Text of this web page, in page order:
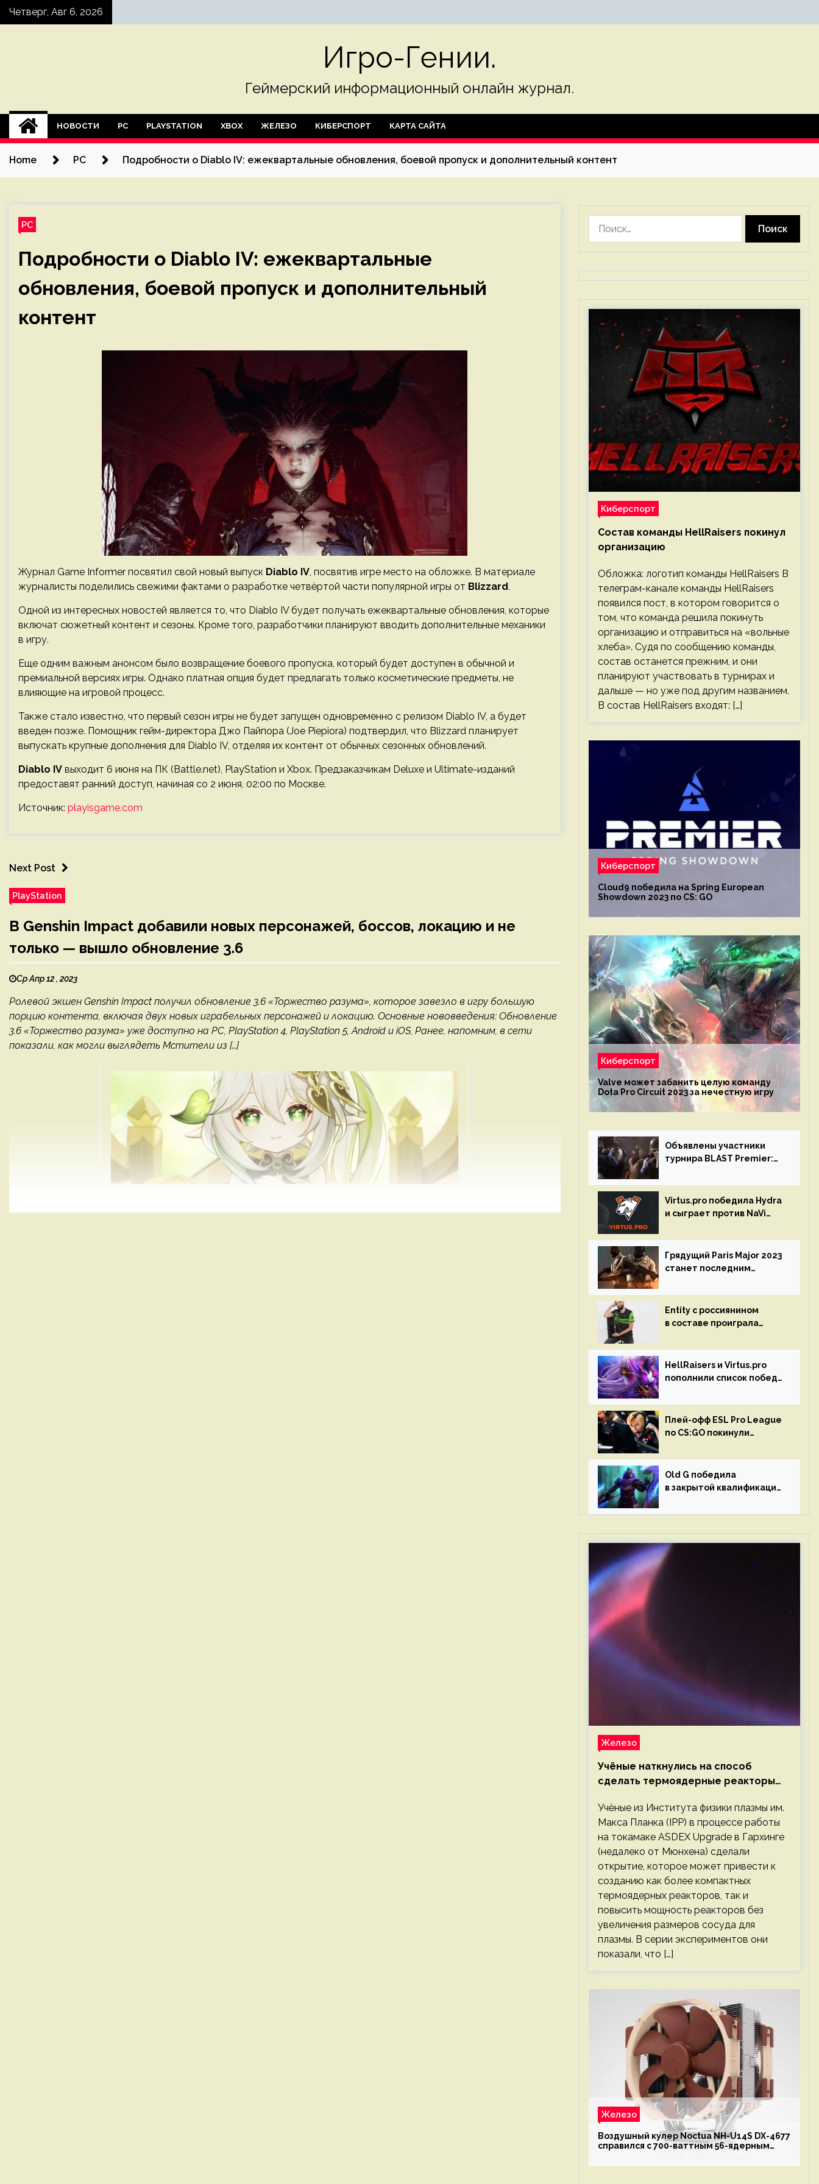
SkipЧетверг, Авг 6, 2026
Игро-Гении.
Геймерский информационный онлайн журнал.
НОВОСТИ PC PLAYSTATION XBOX ЖЕЛЕЗО КИБЕРСПОРТ КАРТА САЙТА
Home PC Подробности о Diablo IV: ежеквартальные обновления, боевой пропуск и дополнительный контент
PC
Подробности о Diablo IV: ежеквартальные
обновления, боевой пропуск и дополнительный
контент
Журнал Game Informer посвятил свой новый выпуск Diablo IV, посвятив игре место на обложке. В материале
журналисты поделились свежими фактами о разработке четвёртой части популярной игры от Blizzard.
Одной из интересных новостей является то, что Diablo IV будет получать ежеквартальные обновления, которые
включат сюжетный контент и сезоны. Кроме того, разработчики планируют вводить дополнительные механики
в игру.
Еще одним важным анонсом было возвращение боевого пропуска, который будет доступен в обычной и
премиальной версиях игры. Однако платная опция будет предлагать только косметические предметы, не
влияющие на игровой процесс.
Также стало известно, что первый сезон игры не будет запущен одновременно с релизом Diablo IV, а будет
введен позже. Помощник гейм-директора Джо Пайпора (Joe Piepiora) подтвердил, что Blizzard планирует
выпускать крупные дополнения для Diablo IV, отделяя их контент от обычных сезонных обновлений.
Diablo IV выходит 6 июня на ПК (Battle.net), PlayStation и Xbox. Предзаказчикам Deluxe и Ultimate-изданий
предоставят ранний доступ, начиная со 2 июня, 02:00 по Москве.
Источник: playisgame.com
Next Post
PlayStation
В Genshin Impact добавили новых персонажей, боссов, локацию и не
только — вышло обновление 3.6
Ср Апр 12 , 2023
Ролевой экшен Genshin Impact получил обновление 3.6 «Торжество разума», которое завезло в игру большую
порцию контента, включая двух новых играбельных персонажей и локацию. Основные нововведения: Обновление
3.6 «Торжество разума» уже доступно на PC, PlayStation 4, PlayStation 5, Android и iOS, Ранее, напомним, в сети
показали, как могли выглядеть Мстители из […]
Киберспорт
Состав команды HellRaisers покинул
организацию
Обложка: логотип команды HellRaisers В
телеграм-канале команды HellRaisers
появился пост, в котором говорится о
том, что команда решила покинуть
организацию и отправиться на «вольные
хлеба». Судя по сообщению команды,
состав останется прежним, и они
планируют участвовать в турнирах и
дальше — но уже под другим названием.
В состав HellRaisers входят: […]
Киберспорт
Cloud9 победила на Spring European
Showdown 2023 по CS: GO
Киберспорт
Valve может забанить целую команду
Dota Pro Circuit 2023 за нечестную игру
Объявлены участники
турнира BLAST Premier:
Virtus.pro победила Hydra
и сыграет против NaVi
Circuit
Грядущий Paris Major 2023
станет последним
GO
Entity с россиянином
в составе проиграла
Circuit 2023
HellRaisers и Virtus.pro
пополнили список побед
Плей-офф ESL Pro League
по CS:GO покинули
Old G победила
в закрытой квалификации
Западной Европы
Железо
Учёные наткнулись на способ
сделать термоядерные реакторы
Учёные из Института физики плазмы им.
Макса Планка (IPP) в процессе работы
на токамаке ASDEX Upgrade в Гархинге
(недалеко от Мюнхена) сделали
открытие, которое может привести к
созданию как более компактных
термоядерных реакторов, так и
повысить мощность реакторов без
увеличения размеров сосуда для
плазмы. В серии экспериментов они
показали, что […]
Железо
Воздушный кулер Noctua NH-U14S DX-4677
справился с 700-ваттным 56-ядерным